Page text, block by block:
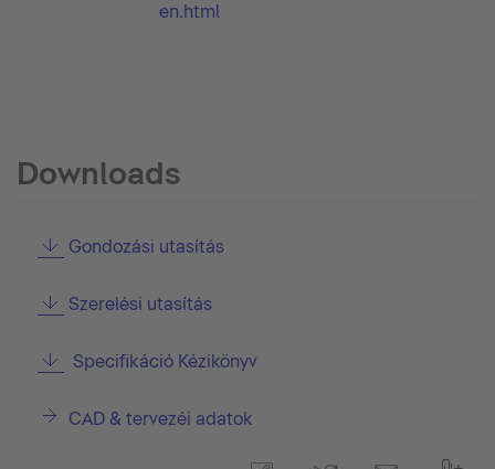
en.html
Downloads
Gondozási utasítás
Szerelési utasítás
Specifikáció Kézikönyv
CAD & tervezéi adatok